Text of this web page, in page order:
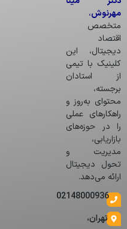
مهرنوش،
متخصص
اقتصاد
دیجیتال، این
کلینیک با تیمی
از استادان
برجسته،
محتوای به‌روز و
راهکارهای عملی
را در حوزه‌های
بازاریابی،
مدیریت و
تحول دیجیتال
ارائه می‌دهد.
02148000936
تهران،